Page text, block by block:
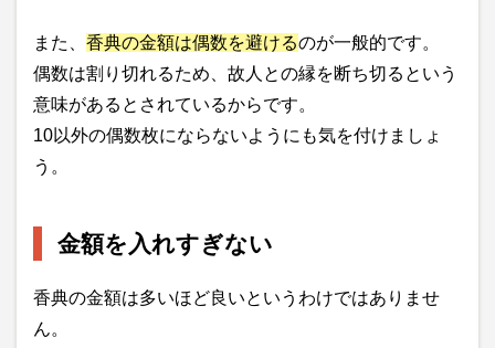
また、 香典の金額は偶数を避けるのが一般的です。
偶数は割り切れるため、故人との縁を断ち切るという
意味があるとされているからです。
10以外の偶数枚にならないようにも気を付けましょ
う。
金額を入れすぎない
香典の金額は多いほど良いというわけではありませ
ん。